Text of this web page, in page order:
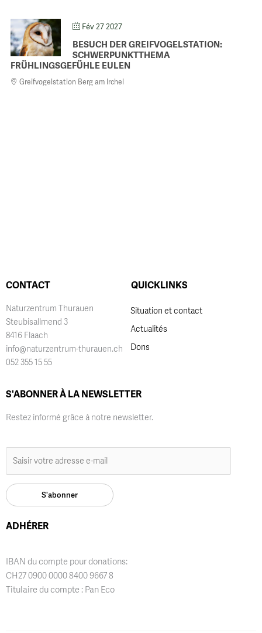
Fév 27 2027
BESUCH DER GREIFVOGELSTATION:
SCHWERPUNKTTHEMA
FRÜHLINGSGEFÜHLE EULEN
Greifvogelstation Berg am Irchel
CONTACT
Naturzentrum Thurauen
Steubisallmend 3
8416 Flaach
info@naturzentrum-thurauen.ch
052 355 15 55
QUICKLINKS
Situation et contact
Actualités
Dons
S'ABONNER À LA NEWSLETTER
Restez informé grâce à notre newsletter.
ADHÉRER
IBAN du compte pour donations:
CH27 0900 0000 8400 9667 8
Titulaire du compte : Pan Eco